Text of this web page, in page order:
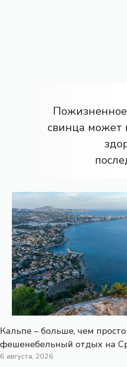
свинца может
Кальпе – больше, чем
фешенебельный отдых на
6 августа, 2026